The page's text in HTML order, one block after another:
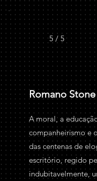
5 / 5
Romano Stone
A moral, a
companheirismo e
das centenas de
escritório, regido
indubitavelmente,